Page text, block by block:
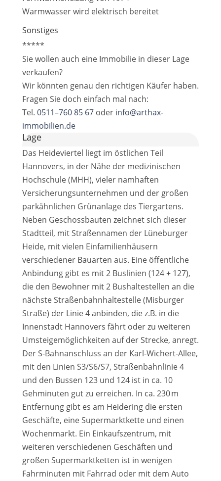
Warmwasser wird elektrisch bereitet
Sonstiges
*****
Sie wollen auch eine Immobilie in dieser Lage
verkaufen?
Wir könnten genau den richtigen Käufer haben.
Fragen Sie doch einfach mal nach:
Tel. 0511–760 85 67oder info@arthax-
immobilien.de
Lage
Das Heideviertel liegt im östlichen Teil
Hannovers, in der Nähe der medizinischen
Hochschule (MHH), vieler namhaften
Versicherungsunternehmen und der großen
parkähnlichen Grünanlage des Tiergartens.
Neben Geschossbauten zeichnet sich dieser
Stadtteil, mit Straßennamen der Lüneburger
Heide, mit vielen Einfamilienhäusern
verschiedener Bauarten aus. Eine öffentliche
Anbindung gibt es mit 2 Buslinien (124 + 127),
die den Bewohner mit 2 Bushaltestellen an die
nächste Straßenbahnhaltestelle (Misburger
Straße) der Linie 4 anbinden, die z.B. in die
Innenstadt Hannovers fährt oder zu weiteren
Umsteigemöglichkeiten auf der Strecke, anregt.
Der S-Bahnanschluss an der Karl-Wichert-Allee,
mit den Linien S3/S6/S7, Straßenbahnlinie 4
und den Bussen 123 und 124 ist in ca. 10
Gehminuten gut zu erreichen. In ca. 230 m
Entfernung gibt es am Heidering die ersten
Geschäfte, eine Supermarktkette und einen
Wochenmarkt. Ein Einkaufszentrum, mit
weiteren verschiedenen Geschäften und
großen Supermarktketten ist in wenigen
Fahrminuten mit Fahrrad oder mit dem Auto